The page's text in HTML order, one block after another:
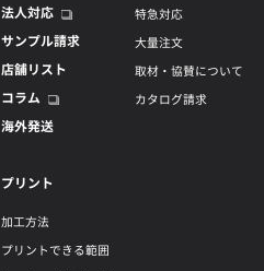
法人対応
サンプル請求
店舗リスト
コラム
海外発送
特急対応
大量注文
取材・協賛について
カタログ請求
プリント
加工方法
プリントできる範囲